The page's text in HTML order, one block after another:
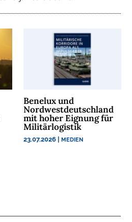
Benelux und
Nordwestdeutschland
mit hoher Eignung für
Militärlogistik
23.07.2026 |MEDIEN